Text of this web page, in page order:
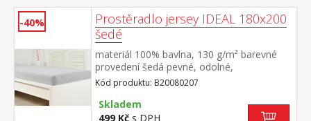
-40%
Prostěradlo jersey IDEAL 180x200
šedé
materiál 100% bavlna, 130 g/m² barevné
provedení šedá pevné, odolné,
stálobarevné, obšito gumou pro matrace
do výšky 25 cm pratelné do 60 °C
Kód produktu: B20080207
Skladem
499 Kč s DPH